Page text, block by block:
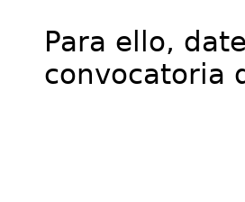
Para ello,
convocatoria